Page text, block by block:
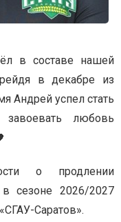
в составе нашей
в декабре из
Андрей успел стать
любовь
о продлении
в сезоне 2026/2027
Саратов».